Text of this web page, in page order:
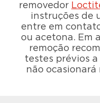
removedor
instruções de
entre em
ou acetona. Em
remoção
testes prévios
não ocasionará